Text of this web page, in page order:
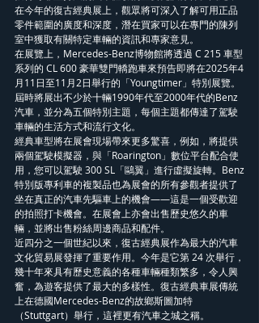
在今年的復古經典展上，觀眾將可深入了解可用正品
零件範圍的廣度和深度，潛在買家可以在專門的陳列
室中獲取有關特定車輛的資訊和專家意見。
在展覽上，Mercedes-Benz博物館將透過 C 215 車型
系列的 CL 600 豪華雙門轎跑車來預告即將在2025年4
月11日至11月2日舉行的「Youngtimer」特別展覽。
屆時將展出不少於十輛1990年代至2000年代的Benz
汽車，並分為五個特別主題，每個主題都傳達了駕駛
車輛的生活方式和流行文化。
經典車型將在展會現場帶來更多驚喜，例如，將提供
兩個駕駛模擬器，與「Roarington」數位平台配合使
用，您可以駕駛 300 SL「鷗翼」進行虛擬旋轉。Benz
特別版專利車的複製品也為展會的所有參觀者提供了
坐在真正的汽車先驅車上的機會——這是一個受歡迎
的拍照打卡機會。在展會上亦會出售歷史悠久的車
輛，並將出售粉絲周邊商品和配件。
近四分之一個世紀以來，復古經典展作為最大的汽車
文化貿易展發揮了重要作用。今年是它第 24 次舉行，
幾十年來具有歷史意義的各種車輛種類繁多，令人興
奮，為遊客提供了最大的多樣性。復古經典車展傳統
上在德國Mercedes-Benz的故鄉斯圖加特
（Stuttgart）舉行，這裡更有汽車之城之稱。